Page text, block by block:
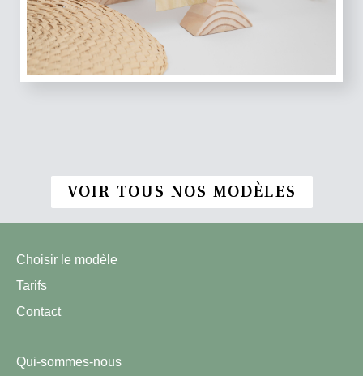
VOIR TOUS NOS MODÈLES
Choisir le modèle
Tarifs
Contact
Qui-sommes-nous